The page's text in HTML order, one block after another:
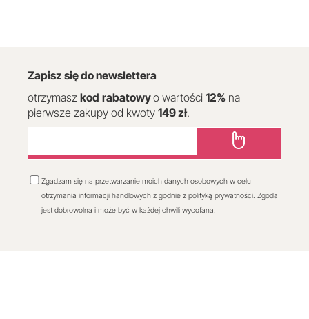
Zapisz się do newslettera
otrzymasz kod rabatowyo wartości 12% na
pierwsze zakupy od kwoty 149 zł.
Zgadzam się na przetwarzanie moich danych osobowych w celu
otrzymania informacji handlowych z godnie z polityką prywatności. Zgoda
jest dobrowolna i może być w każdej chwili wycofana.